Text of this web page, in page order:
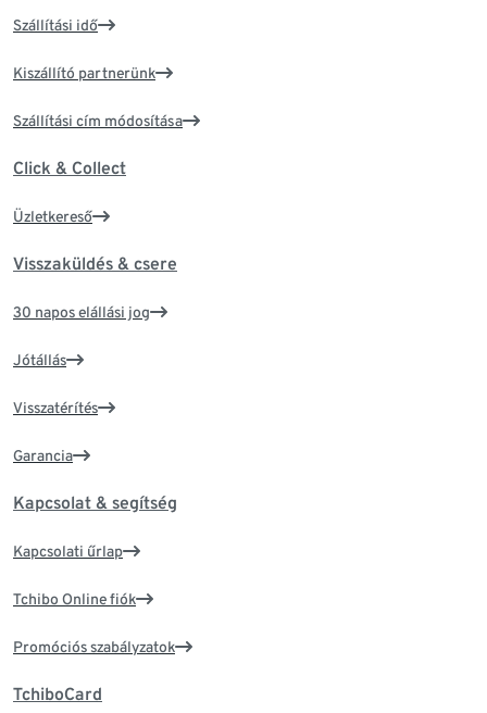
Szállítási idő
Kiszállító partnerünk
Szállítási cím módosítása
Click & Collect
Üzletkereső
Visszaküldés & csere
30 napos elállási jog
Jótállás
Visszatérítés
Garancia
Kapcsolat & segítség
Kapcsolati űrlap
Tchibo Online fiók
Promóciós szabályzatok
TchiboCard